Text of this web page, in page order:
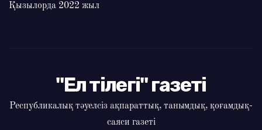
Қызылорда 2022 жыл
"Ел тілегі" газеті
Республикалық тәуелсіз ақпараттық, танымдық, қоғамдық-
саяси газеті